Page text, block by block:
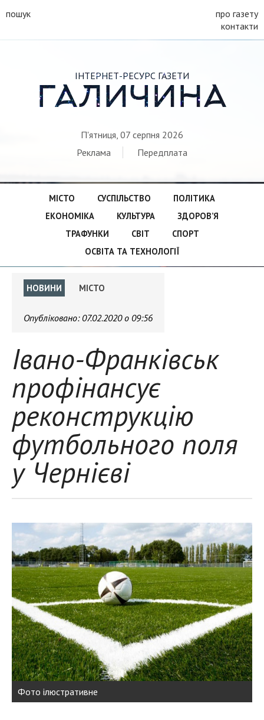
пошук
про газету
контакти
ІНТЕРНЕТ-РЕСУРС ГАЗЕТИ
ГАЛИЧИНА
П'ятниця, 07 серпня 2026
Реклама
Передплата
МІСТО СУСПІЛЬСТВО
ПОЛІТИКА
ЕКОНОМІКА
КУЛЬТУРА
ЗДОРОВ’Я
ТРАФУНКИ
СВІТ
СПОРТ
ОСВІТА ТА ТЕХНОЛОГІЇ
НОВИНИ МІСТО
Опубліковано: 07.02.2020 о 09:56
Івано-Франківськ
профінансує
реконструкцію
футбольного поля
у Чернієві
Фото ілюстративне